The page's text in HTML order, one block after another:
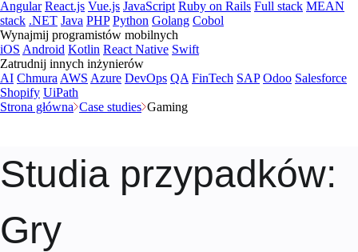
Angular React.js Vue.js JavaScript Ruby on Rails Full stack MEAN
stack .NET Java PHP Python Golang Cobol
Wynajmij programistów mobilnych
iOS Android Kotlin React Native Swift
Zatrudnij innych inżynierów
AI Chmura AWS Azure DevOps QA FinTech SAP Odoo Salesforce
Shopify UiPath
Strona główna Case studies Gaming
Studia przypadków:
Gry